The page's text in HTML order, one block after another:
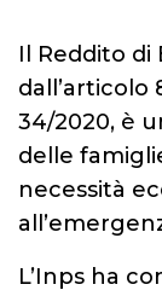
Il Reddito
dall’articolo
34/2020, è
delle
necessità
L’Inps ha